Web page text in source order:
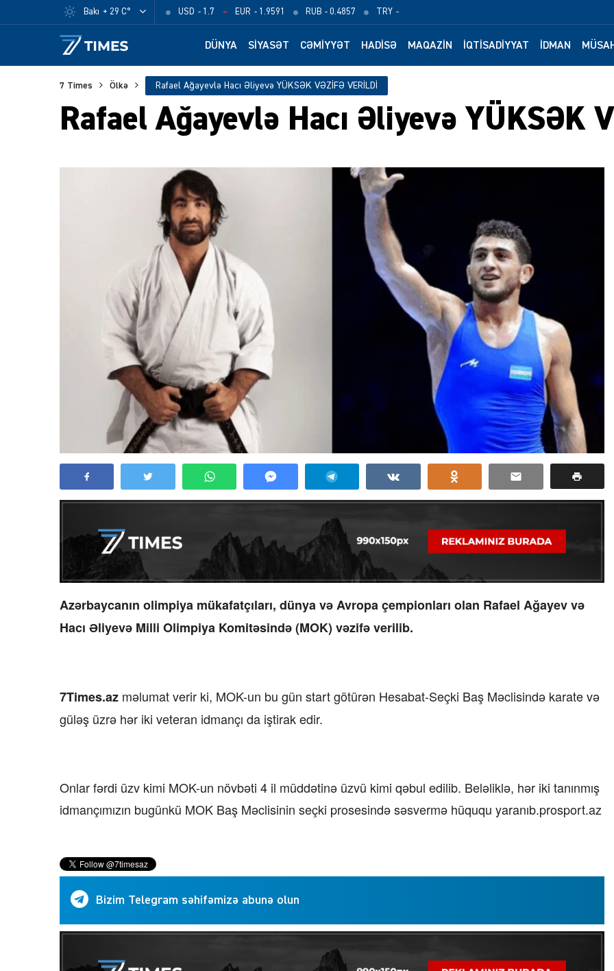
Bakı + 29 C° USD - 1.7 EUR - 1.9591 RUB - 0.4857 TRY -
DÜNYA SIYASƏT CƏMIYYƏT HADISƏ MAQAZIN İQTISADIYYAT İDMAN
7 Times Ölkə Rafael Ağayevlə Hacı Əliyevə YÜKSƏK VƏZİFƏ VERİLDİ
Rafael Ağayevlə Hacı Əliyevə YÜKSƏK
Azərbaycanın olimpiya mükafatçıları, dünya və Avropa çempionları olan Rafael Ağayev və
Hacı Əliyevə Milli Olimpiya Komitəsində (MOK) vəzifə verilib.
7Times.az məlumat verir ki, MOK-un bu gün start götürən Hesabat-Seçki Baş Məclisində karate və
güləş üzrə hər iki veteran idmançı da iştirak edir.
Onlar fərdi üzv kimi MOK-un növbəti 4 il müddətinə üzvü kimi qəbul edilib. Beləliklə, hər iki tanınmış
idmançımızın bugünkü MOK Baş Məclisinin seçki prosesində səsvermə hüququ yaranıb.prosport.az
Bizim Telegram səhifəmizə abunə olun